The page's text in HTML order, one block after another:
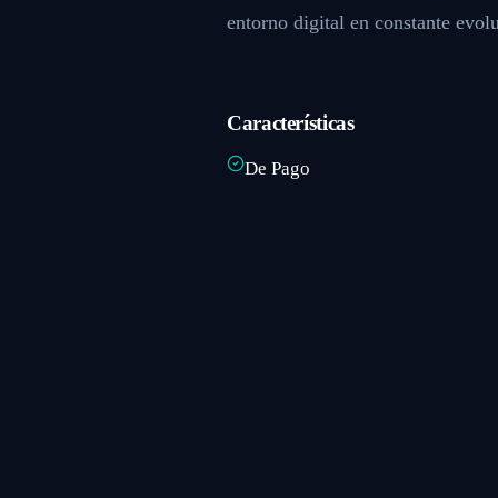
entorno digital en constante
Características
De Pago